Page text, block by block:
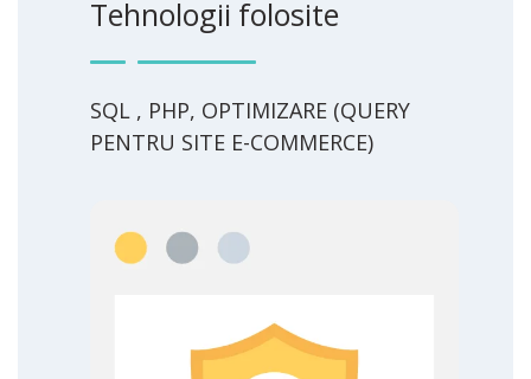
Tehnologii folosite
SQL , PHP, OPTIMIZARE (QUERY
PENTRU SITE E-COMMERCE)